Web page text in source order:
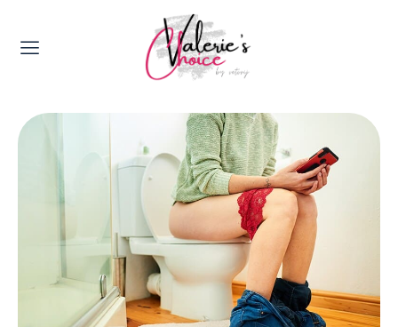
Valerie's Topics
Travel & Culture
Food & Drinks
Happyness & Opmerkelijk
Lifestyle, Sport & Duurzaamheid
Gadgets & Tech
Top 5 van Valerie
Health & Beauty
Huis & Tuin